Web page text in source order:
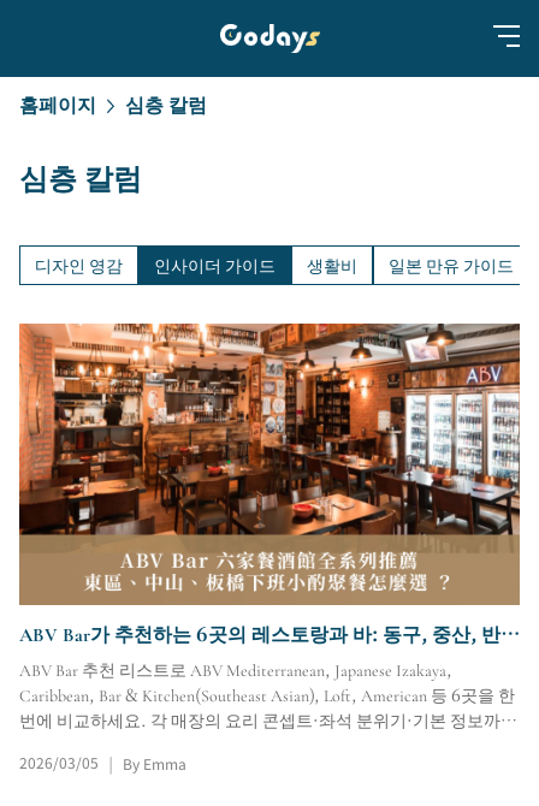
홈페이지 심층 칼럼
심층 칼럼
디자인 영감 인사이더 가이드 생활비 일본 만유 가이드
ABV Bar가 추천하는 6곳의 레스토랑과 바: 동구, 중산, 반차
오에서 퇴근 후 간단하게 한잔하거나 저녁 식사를 즐길 만한
곳을 어떻게 고를까요?
ABV Bar 추천 리스트로 ABV Mediterranean, Japanese Izakaya,
Caribbean, Bar & Kitchen(Southeast Asian), Loft, American 등 6곳을 한
번에 비교하세요. 각 매장의 요리 콘셉트·좌석 분위기·기본 정보까지
다.
2026/03/05 By Emma